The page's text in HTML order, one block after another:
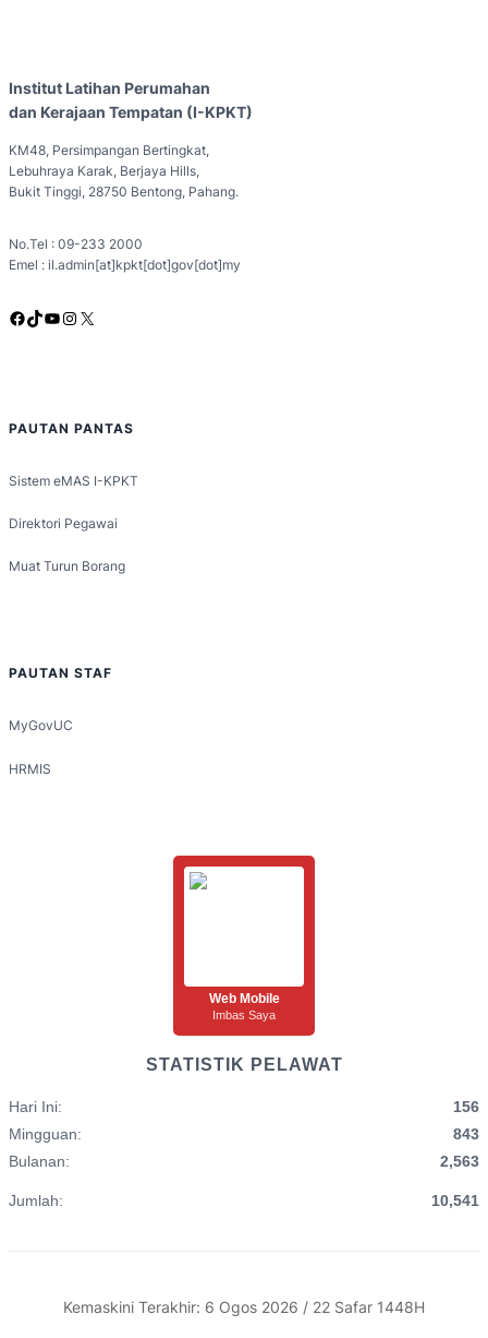
Institut Latihan Perumahan
dan Kerajaan Tempatan (I-KPKT)
KM48, Persimpangan Bertingkat,
Lebuhraya Karak, Berjaya Hills,
Bukit Tinggi, 28750 Bentong, Pahang.
No.Tel : 09-233 2000
Emel : il.admin[at]kpkt[dot]gov[dot]my
Facebook TikTok YouTube Instagram X
PAUTAN PANTAS
Sistem eMAS I-KPKT
Direktori Pegawai
Muat Turun Borang
PAUTAN STAF
MyGovUC
HRMIS
Web Mobile
Imbas Saya
STATISTIK PELAWAT
Hari Ini:
156
Mingguan:
843
Bulanan:
2,563
Jumlah: 10,541
Kemaskini Terakhir: 6 Ogos 2026 / 22 Safar 1448H